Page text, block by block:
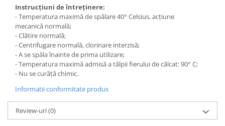
Instrucțiuni de întreținere:
- Temperatura maximă de spălare 40° Celsius, acțiune
mecanică normală;
- Clătire normală;
- Centrifugare normală, clorinare interzisă;
- A se spăla înainte de prima utilizare;
- Temperatura maximă admisă a tălpii fierului de călcat: 90° C;
- Nu se curăță chimic.
Informatii conformitate produs
Review-uri(0)